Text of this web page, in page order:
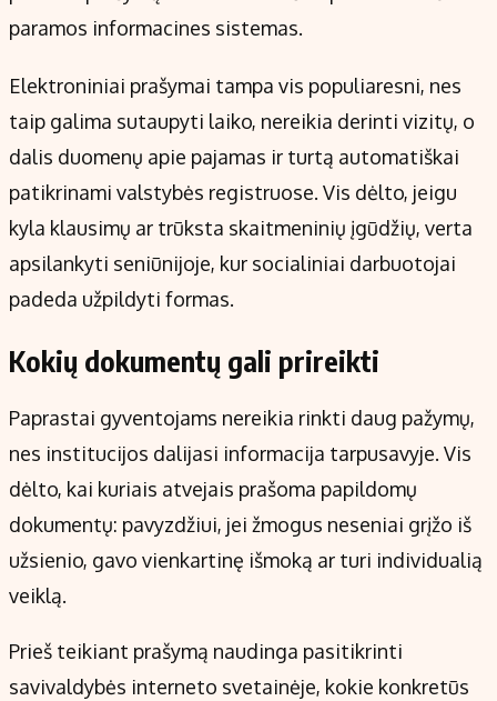
paramos informacines sistemas.
Elektroniniai prašymai tampa vis populiaresni, nes
taip galima sutaupyti laiko, nereikia derinti vizitų, o
dalis duomenų apie pajamas ir turtą automatiškai
patikrinami valstybės registruose. Vis dėlto, jeigu
kyla klausimų ar trūksta skaitmeninių įgūdžių, verta
apsilankyti seniūnijoje, kur socialiniai darbuotojai
padeda užpildyti formas.
Kokių dokumentų gali prireikti
Paprastai gyventojams nereikia rinkti daug pažymų,
nes institucijos dalijasi informacija tarpusavyje. Vis
dėlto, kai kuriais atvejais prašoma papildomų
dokumentų: pavyzdžiui, jei žmogus neseniai grįžo iš
užsienio, gavo vienkartinę išmoką ar turi individualią
veiklą.
Prieš teikiant prašymą naudinga pasitikrinti
savivaldybės interneto svetainėje, kokie konkretūs